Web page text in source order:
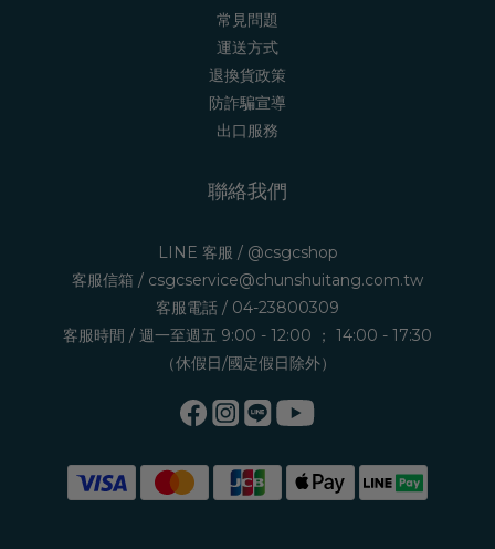
常見問題
運送方式
退換貨政策
防詐騙宣導
出口服務
聯絡我們
LINE 客服 / @csgcshop
客服信箱 / csgcservice@chunshuitang.com.tw
客服電話 / 04-23800309
客服時間 / 週一至週五 9:00 - 12:00 ； 14:00 - 17:30
（休假日/國定假日除外）